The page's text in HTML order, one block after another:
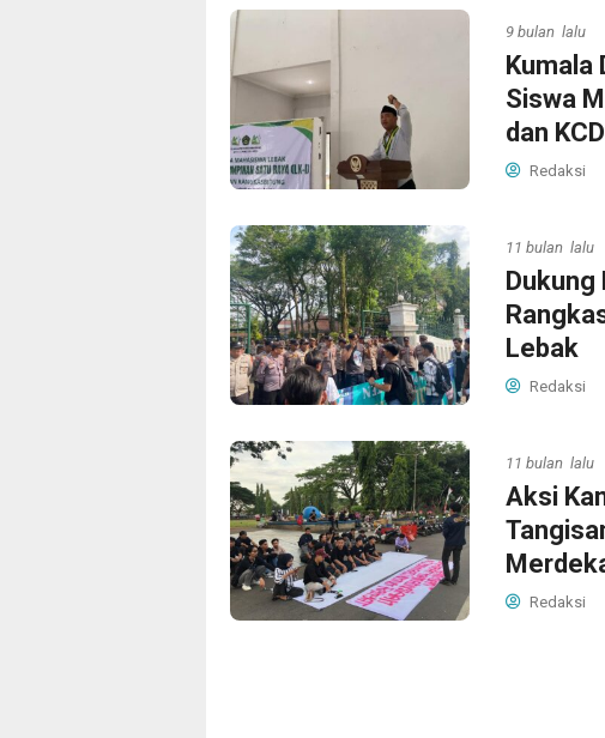
9 bulan lalu
Kumala
Siswa
dan
Redaksi
11 bulan lalu
Dukung
Lebak
Redaksi
11 bulan lalu
Aksi
Redaksi